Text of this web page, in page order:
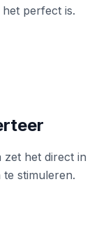
perfect is.
zet het direct in
stimuleren.